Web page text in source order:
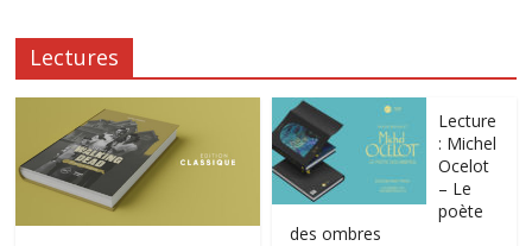
Lectures
Lecture
: Michel
Ocelot
– Le
poète
des ombres